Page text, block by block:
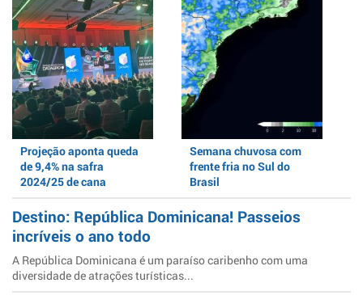
Projeção aponta queda
de 9,4% na safra
2024/25 de cana
Semana chuvosa com
frente fria no Sul do
Brasil
Destino: República Dominicana! Passeios
incríveis o ano todo
A República Dominicana é um paraíso caribenho com uma
diversidade de atrações turísticas...